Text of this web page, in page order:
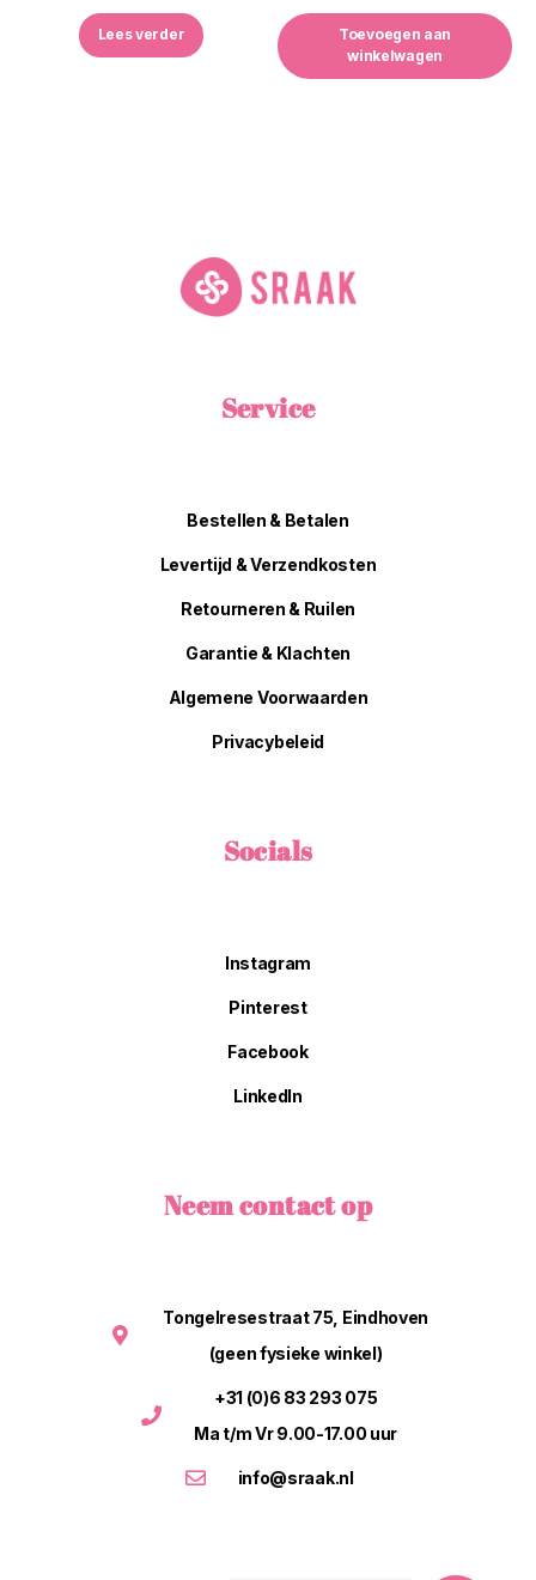
Lees verder
Toevoegen aan
winkelwagen
Service
Bestellen & Betalen
Levertijd & Verzendkosten
Retourneren & Ruilen
Garantie & Klachten
Algemene Voorwaarden
Privacybeleid
Socials
Instagram
Pinterest
Facebook
LinkedIn
Neem contact op
Tongelresestraat 75, Eindhoven
(geen fysieke winkel)
+31 (0)6 83 293 075
Ma t/m Vr 9.00-17.00 uur
info@sraak.nl